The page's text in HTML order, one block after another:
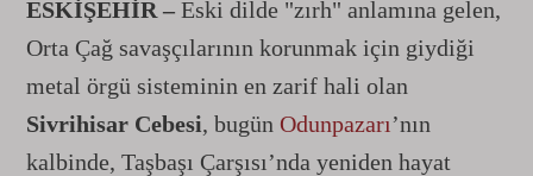
ESKİŞEHİR – Eski dilde "zırh" anlamına gelen,
Orta Çağ savaşçılarının korunmak için giydiği
metal örgü sisteminin en zarif hali olan
Sivrihisar Cebesi, bugün Odunpazarı’nın
kalbinde, Taşbaşı Çarşısı’nda yeniden hayat